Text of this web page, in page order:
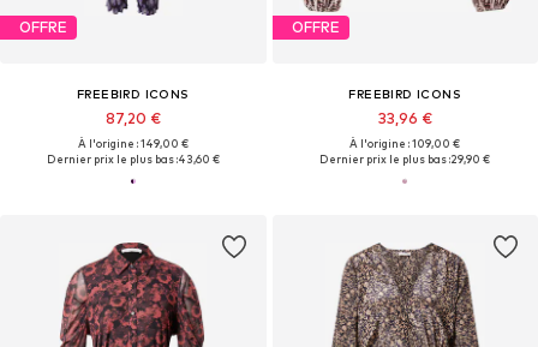
OFFRE
FREEBIRD ICONS
87,20 €
À l'origine : 149,00 €
Dernier prix le plus bas :43,60 €
OFFRE
FREEBIRD ICONS
33,96 €
À l'origine : 109,00 €
Dernier prix le plus bas :29,90 €